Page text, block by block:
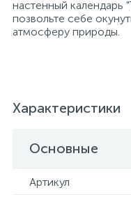
настенный календарь
позвольте себе
атмосферу природы.
Характеристики
Основные
Артикул
Почтовые ящики